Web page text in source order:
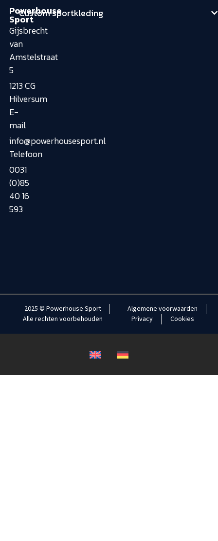
Powerhouse
Sport
Gijsbrecht
van
Amstelstraat
5
1213 CG
Hilversum
E-
mail
info@powerhousesport.nl
Telefoon
0031
(0)85
40 16
593
Custom sportkleding
2025 © Powerhouse Sport
Alle rechten voorbehouden
Algemene voorwaarden
Privacy
Cookies